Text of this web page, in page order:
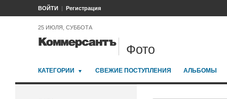
ВОЙТИ Регистрация
25 ИЮЛЯ, СУББОТА
Фото
КАТЕГОРИИ СВЕЖИЕ ПОСТУПЛЕНИЯ АЛЬБОМЫ